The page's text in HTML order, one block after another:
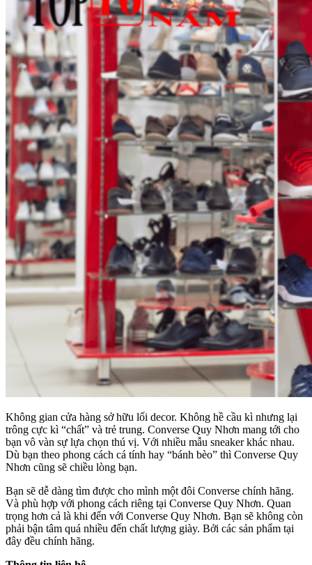
Không gian cửa hàng sở hữu lối decor. Không hề cầu kì nhưng lại
trông cực kì “chất” và trẻ trung. Converse Quy Nhơn mang tới cho
bạn vô vàn sự lựa chọn thú vị. Với nhiều mẫu sneaker khác nhau.
Dù bạn theo phong cách cá tính hay “bánh bèo” thì Converse Quy
Nhơn cũng sẽ chiều lòng bạn.
Bạn sẽ dễ dàng tìm được cho mình một đôi Converse chính hãng.
Và phù hợp với phong cách riêng tại Converse Quy Nhơn. Quan
trọng hơn cả là khi đến với Converse Quy Nhơn. Bạn sẽ không còn
phải bận tâm quá nhiều đến chất lượng giày. Bởi các sản phẩm tại
đây đều chính hãng.